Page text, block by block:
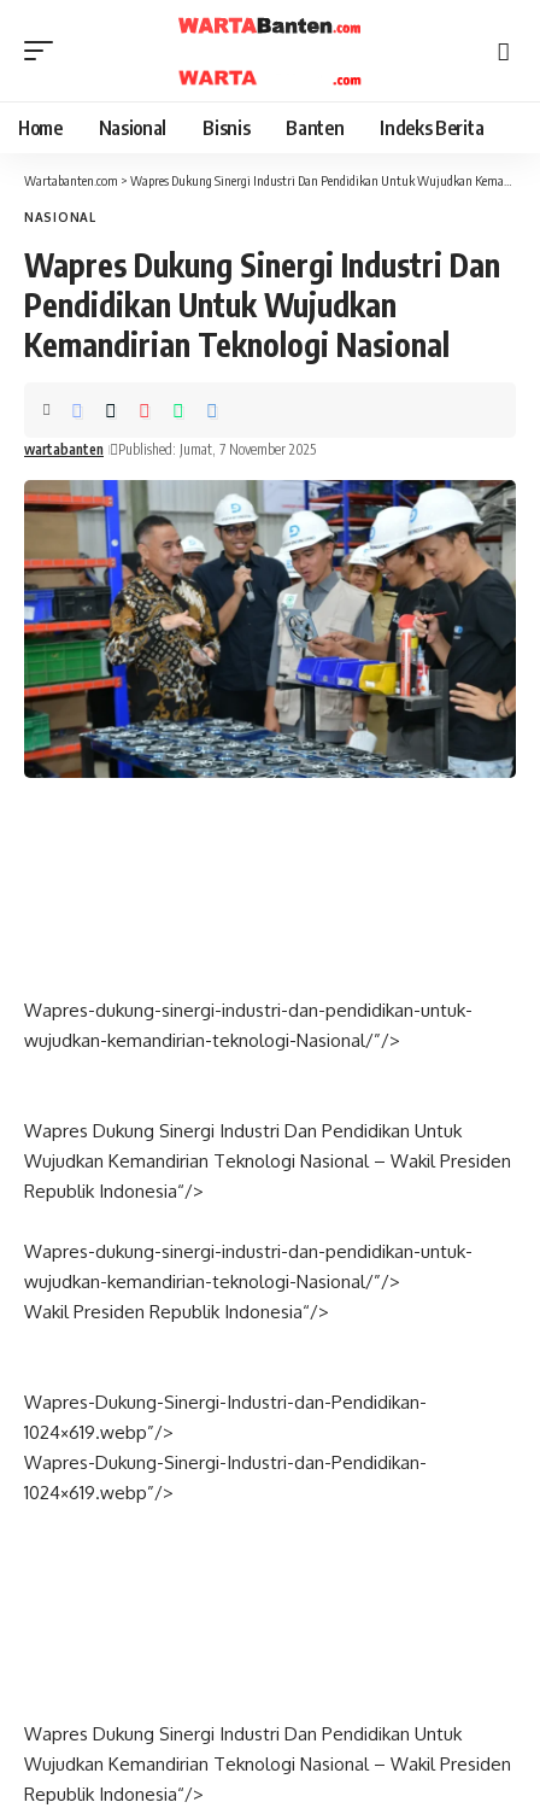
Home Nasional Bisnis Banten Indeks Berita
Wartabanten.com > Wapres Dukung Sinergi Industri Dan Pendidikan Untuk Wujudkan Kemandirian Teknologi Nasional
NASIONAL
Wapres Dukung Sinergi Industri Dan
Pendidikan Untuk Wujudkan
Kemandirian Teknologi Nasional
wartabanten Published: Jumat, 7 November 2025
Wapres-dukung-sinergi-industri-dan-pendidikan-untuk-
wujudkan-kemandirian-teknologi-Nasional/”/>
Wapres Dukung Sinergi Industri Dan Pendidikan Untuk
Wujudkan Kemandirian Teknologi Nasional – Wakil Presiden
Republik Indonesia“/>
Wapres-dukung-sinergi-industri-dan-pendidikan-untuk-
wujudkan-kemandirian-teknologi-Nasional/”/>
Wakil Presiden Republik Indonesia“/>
Wapres-Dukung-Sinergi-Industri-dan-Pendidikan-
1024×619.webp”/>
Wapres-Dukung-Sinergi-Industri-dan-Pendidikan-
1024×619.webp”/>
Wapres Dukung Sinergi Industri Dan Pendidikan Untuk
Wujudkan Kemandirian Teknologi Nasional – Wakil Presiden
Republik Indonesia“/>